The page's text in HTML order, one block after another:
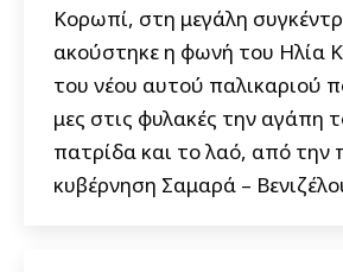
Κορωπί, στη μεγάλη
ακούστηκε η φωνή του Ηλία
του νέου αυτού παλικαριού
μες στις φυλακές την αγάπη
πατρίδα και το λαό, από την
κυβέρνηση Σαμαρά –